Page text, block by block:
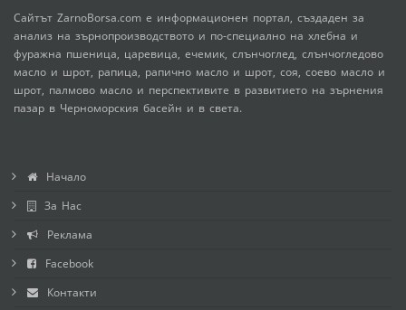
Сайтът ZarnoBorsa.com е информационен портал, създаден за
анализ на зърнопроизводството и по-специално на хлебна и
фуражна пшеница, царевица, ечемик, слънчоглед, слънчогледово
масло и шрот, рапица, рапично масло и шрот, соя, соево масло и
шрот, палмово масло и перспективите в развитието на зърнения
пазар в Черноморския басейн и в света.
Начало
За Нас
Реклама
Facebook
Контакти